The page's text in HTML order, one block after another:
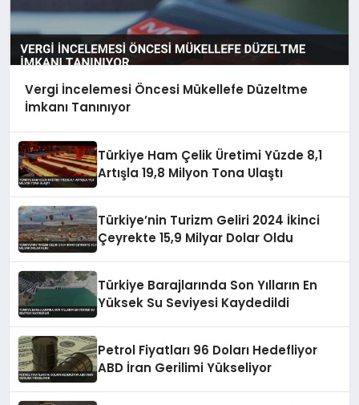
Vergi İncelemesi Öncesi Mükellefe Düzeltme
İmkanı Tanınıyor
Türkiye Ham Çelik Üretimi Yüzde 8,1
Artışla 19,8 Milyon Tona Ulaştı
Türkiye’nin Turizm Geliri 2024 İkinci
Çeyrekte 15,9 Milyar Dolar Oldu
Türkiye Barajlarında Son Yılların En
Yüksek Su Seviyesi Kaydedildi
Petrol Fiyatları 96 Doları Hedefliyor
ABD İran Gerilimi Yükseliyor